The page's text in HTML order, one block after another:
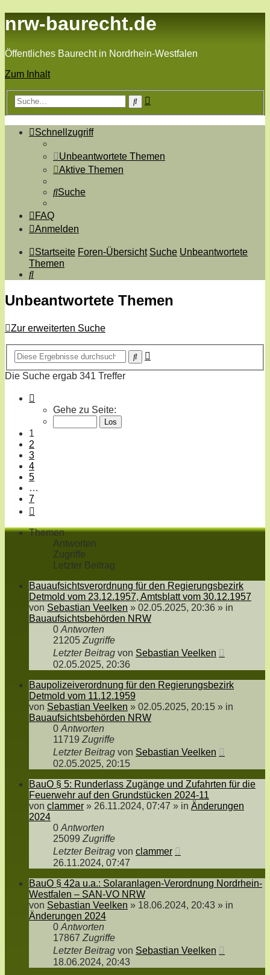
nrw-baurecht.de
Öffentliches Baurecht in Nordrhein-Westfalen
Zum Inhalt
Suche
Schnellzugriff
Unbeantwortete Themen
Aktive Themen
Suche
FAQ
Anmelden
Startseite Foren-Übersicht Suche Unbeantwortete
Themen
Suche
Unbeantwortete Themen
Zur erweiterten Suche
Suche
Die Suche ergab 341 Treffer
von
Gehe zu Seite:
1
2
3
4
5
…
7
Themen
Antworten
Zugriffe
Letzter Beitrag
Bauaufsichtsverordnung für den Regierungsbezirk
Detmold vom 23.12.1957, Amtsblatt vom 30.12.1957
von Sebastian Veelken » 02.05.2025, 20:36 » in
Bauaufsichtsbehörden NRW
0 Antworten
21205 Zugriffe
Letzter Beitrag von Sebastian Veelken
02.05.2025, 20:36
Baupolizeiverordnung für den Regierungsbezirk
Detmold vom 11.12.1959
von Sebastian Veelken » 02.05.2025, 20:15 » in
Bauaufsichtsbehörden NRW
0 Antworten
11719 Zugriffe
Letzter Beitrag von Sebastian Veelken
02.05.2025, 20:15
BauO § 5: Runderlass Zugänge und Zufahrten für die
Feuerwehr auf den Grundstücken 2024-11
von clammer » 26.11.2024, 07:47 » in Änderungen
2024
0 Antworten
25099 Zugriffe
Letzter Beitrag von clammer
26.11.2024, 07:47
BauO § 42a u.a.: Solaranlagen-Verordnung Nordrhein-
Westfalen – SAN-VO NRW
von Sebastian Veelken » 18.06.2024, 20:43 » in
Änderungen 2024
0 Antworten
17867 Zugriffe
Letzter Beitrag von Sebastian Veelken
18.06.2024, 20:43